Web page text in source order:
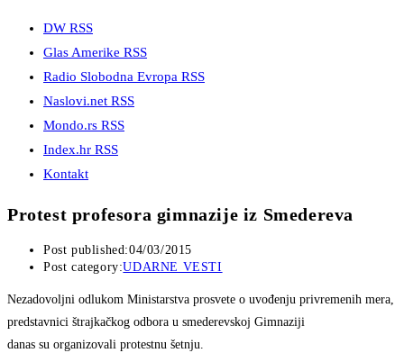
DW RSS
Glas Amerike RSS
Radio Slobodna Evropa RSS
Naslovi.net RSS
Mondo.rs RSS
Index.hr RSS
Kontakt
Protest profesora gimnazije iz Smedereva
Post published:04/03/2015
Post category:UDARNE VESTI
Nezadovoljni odlukom Ministarstva prosvete o uvođenju privremenih mera,
predstavnici štrajkačkog odbora u smederevskoj Gimnaziji
danas su organizovali protestnu šetnju.